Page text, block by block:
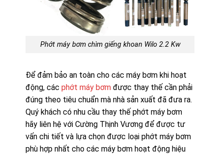
Phớt máy bơm chìm giếng khoan Wilo 2.2 Kw
Để đảm bảo an toàn cho các máy bơm khi hoạt
động, các phớt máy bơmđược thay thế cần phải
đúng theo tiêu chuẩn mà nhà sản xuất đã đưa ra.
Quý khách có nhu cầu thay thế phớt máy bơm
hãy liên hệ với Cường Thịnh Vương để được tư
vấn chi tiết và lựa chọn được loại phớt máy bơm
phù hợp nhất cho các máy bơm hoạt động hiệu